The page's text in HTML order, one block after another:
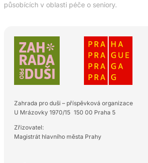
působících v oblasti péče o seniory.
Zahrada pro duši – příspěvková organizace
U Mrázovky 1970/15 150 00 Praha 5
Zřizovatel:
Magistrát hlavního města Prahy